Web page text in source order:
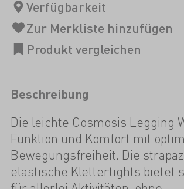
Beschreibung
Die leichte Cosmosis Legging
Funktion und Komfort mit
Bewegungsfreiheit. Die
elastische Klettertights bietet